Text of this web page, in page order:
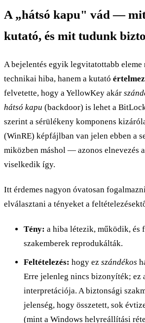
A „hátsó kapu" vád —
kutató, és mit tudunk
A bejelentés egyik legvitatottabb eleme
technikai hiba, hanem a kutató
felvetette, hogy a YellowKey akár
hátsó kapu (backdoor) is lehet a
szerint a sérülékeny komponens
(WinRE) képfájlban van jelen ebben a
miközben máshol — azonos elnevezés
viselkedik így.
Itt érdemes nagyon óvatosan
elválasztani a tényeket a
Tény: a hiba létezik, működik, és
szakemberek reprodukálták.
Feltételezés: hogy ez szándékos
Erre jelenleg nincs bizonyíték; ez
interpretációja. A biztonsági
jelenség, hogy összetett, sok
(mint a Windows helyreállítási